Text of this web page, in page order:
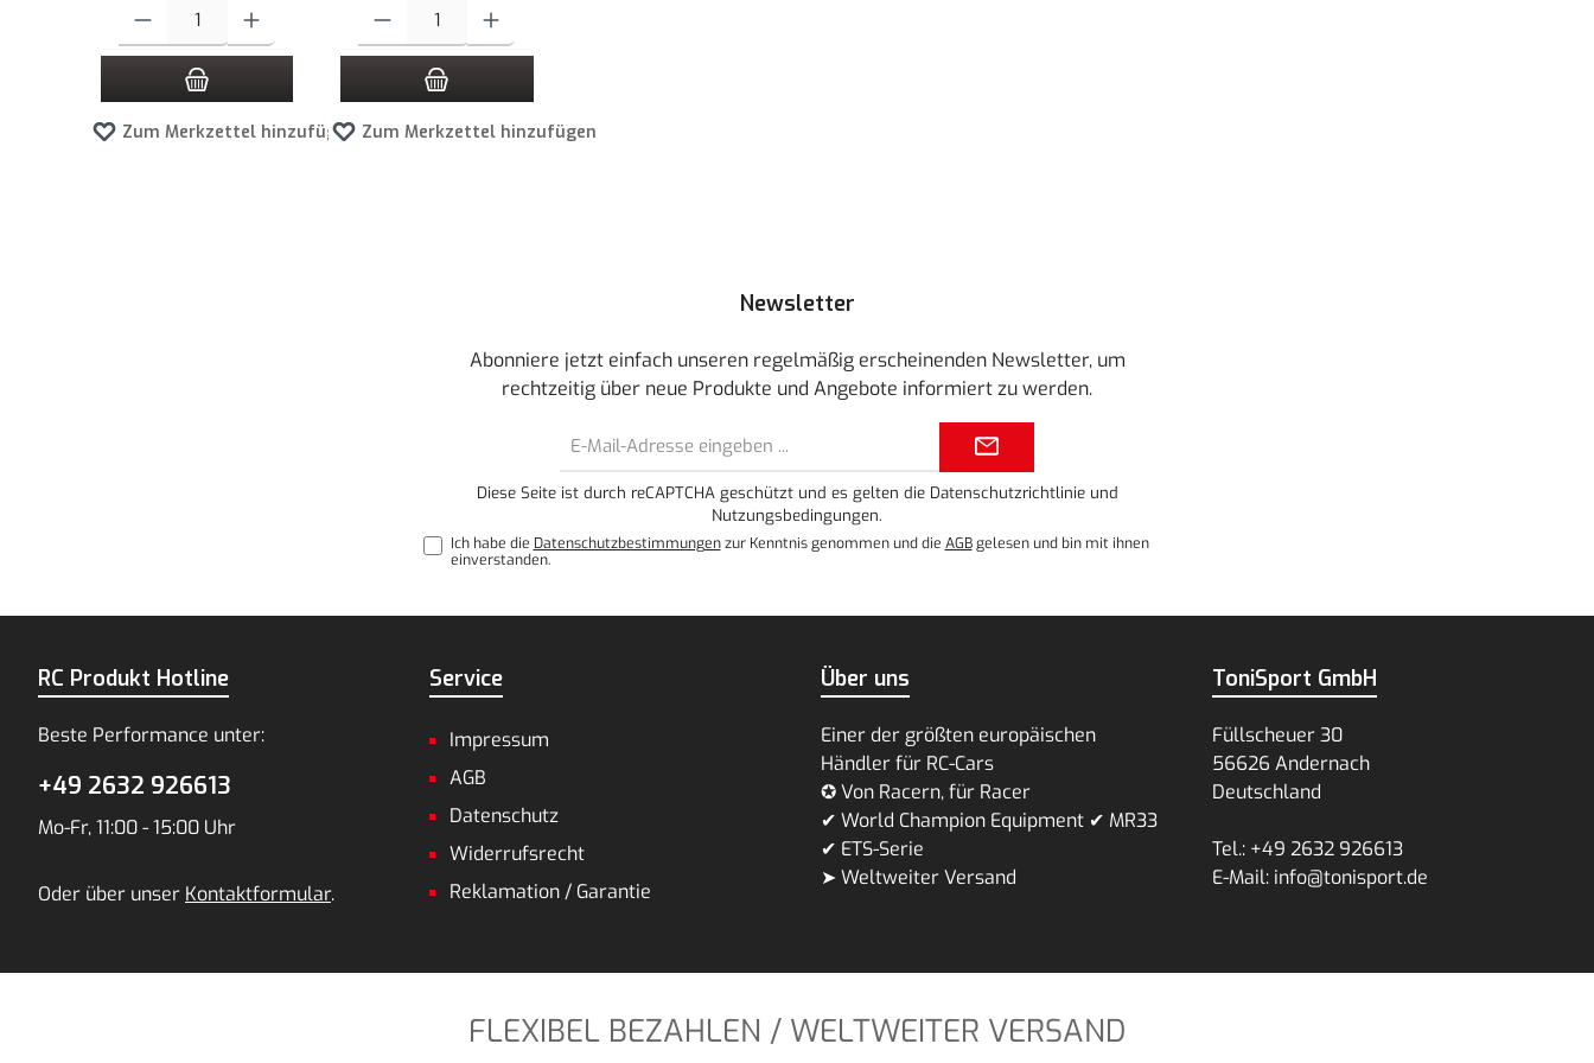
Zum Merkzettel hinzufügen Zum Merkzettel hinzufügen
Newsletter
Abonniere jetzt einfach unseren regelmäßig erscheinenden Newsletter, um
rechtzeitig über neue Produkte und Angebote informiert zu werden.
Mail-
Diese Seite ist durch reCAPTCHA geschützt und es gelten die Datenschutzrichtlinieund
Nutzungsbedingungen.
Ich habe die Datenschutzbestimmungenzur Kenntnis genommen und die AGBgelesen und bin mit ihnen
einverstanden.
RC Produkt Hotline
Beste Performance unter:
+49 2632 926613
Mo-Fr, 11:00 - 15:00 Uhr
Oder über unser Kontaktformular.
Service
Impressum
AGB
Datenschutz
Widerrufsrecht
Reklamation / Garantie
Über uns
Einer der größten europäischen
Händler für RC-Cars
✪ Von Racern, für Racer
✔ World Champion Equipment ✔ MR33
✔ ETS-Serie
➤ Weltweiter Versand
ToniSport GmbH
Füllscheuer 30
56626 Andernach
Deutschland
Tel.: +49 2632 926613
E-Mail: info@tonisport.de
FLEXIBEL BEZAHLEN / WELTWEITER VERSAND